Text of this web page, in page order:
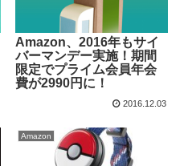
Amazon、2016年もサイ
バーマンデー実施！期間
限定でプライム会員年会
費が2990円に！
2016.12.03
Amazon